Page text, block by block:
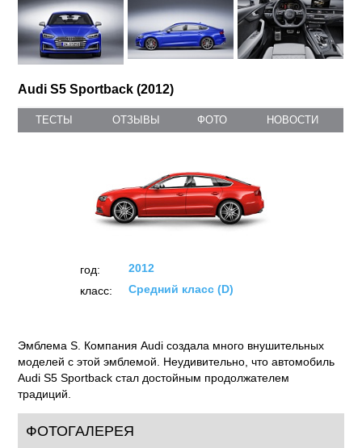
Audi S5 Sportback (2012)
ТЕСТЫ ОТЗЫВЫ ФОТО НОВОСТИ
год:
2012
класс:
Средний класс (D)
Эмблема S. Компания Audi создала много внушительных
моделей с этой эмблемой. Неудивительно, что автомобиль
Audi S5 Sportback стал достойным продолжателем
традиций.
ФОТОГАЛЕРЕЯ